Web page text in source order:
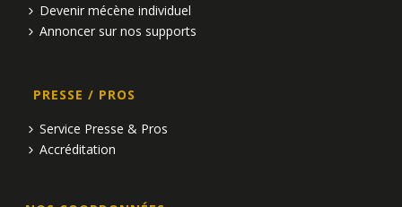
Devenir mécène individuel
Annoncer sur nos supports
PRESSE / PROS
Service Presse & Pros
Accréditation